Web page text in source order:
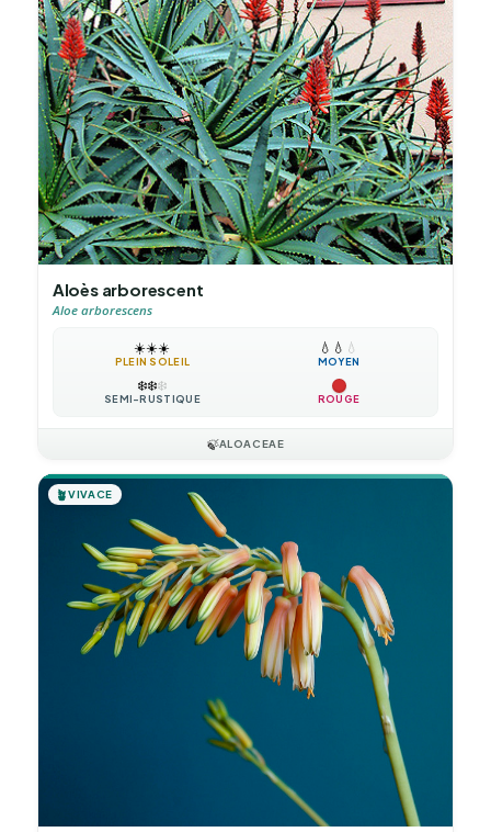
Aloès arborescent
Aloe arborescens
☀️☀️☀️
PLEIN SOLEIL
💧 💧 💧
MOYEN
❄️❄️❄️
SEMI-RUSTIQUE ROUGE
🍃ALOACEAE
🪴VIVACE